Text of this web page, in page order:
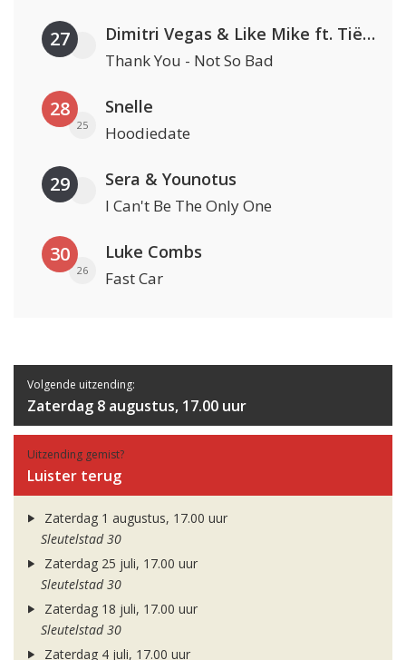
27 Dimitri Vegas & Like Mike ft. Tiësto, W&W & Dido
Thank You - Not So Bad
28
25
Snelle
Hoodiedate
29 Sera & Younotus
I Can't Be The Only One
30
26
Luke Combs
Fast Car
Volgende uitzending:
Zaterdag 8 augustus, 17.00 uur
Uitzending gemist?
Luister terug
Zaterdag 1 augustus, 17.00 uur
Sleutelstad 30
Zaterdag 25 juli, 17.00 uur
Sleutelstad 30
Zaterdag 18 juli, 17.00 uur
Sleutelstad 30
Zaterdag 4 juli, 17.00 uur